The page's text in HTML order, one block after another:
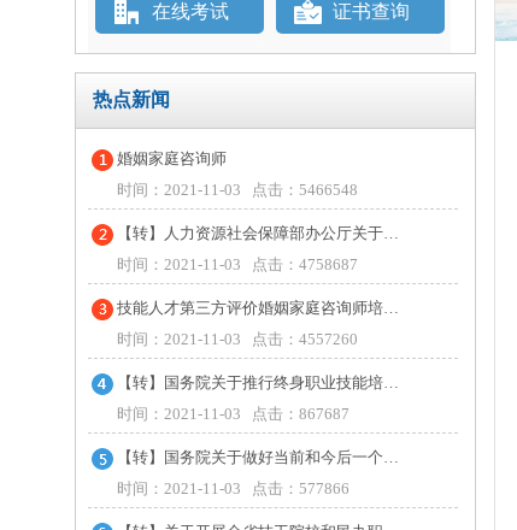
在线考试 证书查询
热点新闻
婚姻家庭咨询师
时间：2021-11-03 点击：5466548
【转】人力资源社会保障部办公厅关于…
时间：2021-11-03 点击：4758687
技能人才第三方评价婚姻家庭咨询师培…
时间：2021-11-03 点击：4557260
【转】国务院关于推行终身职业技能培…
时间：2021-11-03 点击：867687
【转】国务院关于做好当前和今后一个…
时间：2021-11-03 点击：577866